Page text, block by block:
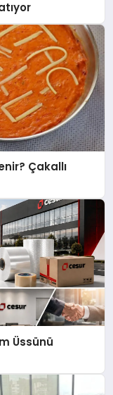
Çakallı
Üssünü